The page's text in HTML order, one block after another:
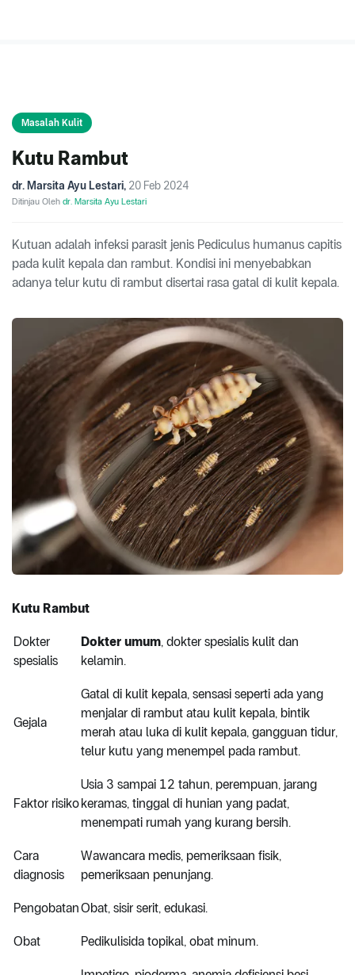
Masalah Kulit
Kutu Rambut
dr. Marsita Ayu Lestari, 20 Feb 2024
Ditinjau Oleh dr. Marsita Ayu Lestari
Kutuan adalah infeksi parasit jenis Pediculus humanus capitis
pada kulit kepala dan rambut. Kondisi ini menyebabkan
adanya telur kutu di rambut disertai rasa gatal di kulit kepala.
Kutu Rambut
Dokter
spesialis
Dokter umum, dokter spesialis kulit dan
kelamin.
Gejala
Gatal di kulit kepala, sensasi seperti ada yang
menjalar di rambut atau kulit kepala, bintik
merah atau luka di kulit kepala, gangguan tidur,
telur kutu yang menempel pada rambut.
Faktor risiko
Usia 3 sampai 12 tahun, perempuan, jarang
keramas, tinggal di hunian yang padat,
menempati rumah yang kurang bersih.
Cara
diagnosis
Wawancara medis, pemeriksaan fisik,
pemeriksaan penunjang.
PengobatanObat, sisir serit, edukasi.
Obat Pedikulisida topikal, obat minum.